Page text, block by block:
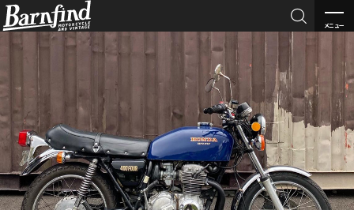
BARNFI
ND

メニュー